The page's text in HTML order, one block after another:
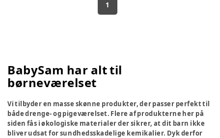
1
BabySam har alt til
børneværelset
Vi tilbyder en masse skønne produkter, der passer perfekt til
både drenge- og pigeværelset. Flere af produkterne her på
siden fås i økologiske materialer der sikrer, at dit barn ikke
bliver udsat for sundhedsskadelige kemikalier. Dyk derfor